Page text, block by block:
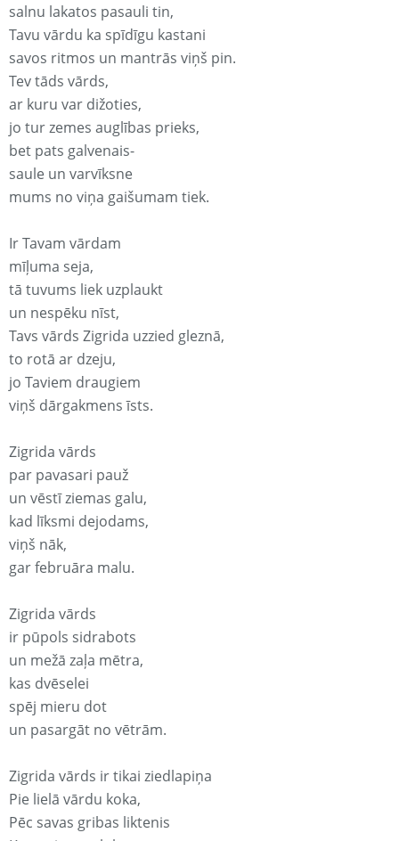
salnu lakatos pasauli tin,
Tavu vārdu ka spīdīgu kastani
savos ritmos un mantrās viņš pin.
Tev tāds vārds,
ar kuru var dižoties,
jo tur zemes auglības prieks,
bet pats galvenais-
saule un varvīksne
mums no viņa gaišumam tiek.
Ir Tavam vārdam
mīļuma seja,
tā tuvums liek uzplaukt
un nespēku nīst,
Tavs vārds Zigrida uzzied gleznā,
to rotā ar dzeju,
jo Taviem draugiem
viņš dārgakmens īsts.
Zigrida vārds
par pavasari pauž
un vēstī ziemas galu,
kad līksmi dejodams,
viņš nāk,
gar februāra malu.
Zigrida vārds
ir pūpols sidrabots
un mežā zaļa mētra,
kas dvēselei
spēj mieru dot
un pasargāt no vētrām.
Zigrida vārds ir tikai ziedlapiņa
Pie lielā vārdu koka,
Pēc savas gribas liktenis